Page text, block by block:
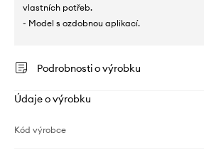
vlastních potřeb.
- Model s ozdobnou aplikací.
Podrobnosti o výrobku
Údaje o výrobku
Kód výrobce